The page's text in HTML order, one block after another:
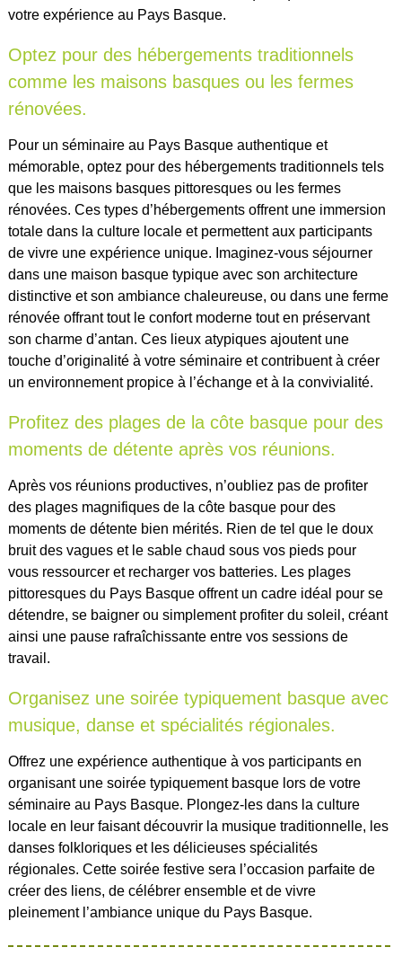
votre expérience au Pays Basque.
Optez pour des hébergements traditionnels
comme les maisons basques ou les fermes
rénovées.
Pour un séminaire au Pays Basque authentique et
mémorable, optez pour des hébergements traditionnels tels
que les maisons basques pittoresques ou les fermes
rénovées. Ces types d’hébergements offrent une immersion
totale dans la culture locale et permettent aux participants
de vivre une expérience unique. Imaginez-vous séjourner
dans une maison basque typique avec son architecture
distinctive et son ambiance chaleureuse, ou dans une ferme
rénovée offrant tout le confort moderne tout en préservant
son charme d’antan. Ces lieux atypiques ajoutent une
touche d’originalité à votre séminaire et contribuent à créer
un environnement propice à l’échange et à la convivialité.
Profitez des plages de la côte basque pour des
moments de détente après vos réunions.
Après vos réunions productives, n’oubliez pas de profiter
des plages magnifiques de la côte basque pour des
moments de détente bien mérités. Rien de tel que le doux
bruit des vagues et le sable chaud sous vos pieds pour
vous ressourcer et recharger vos batteries. Les plages
pittoresques du Pays Basque offrent un cadre idéal pour se
détendre, se baigner ou simplement profiter du soleil, créant
ainsi une pause rafraîchissante entre vos sessions de
travail.
Organisez une soirée typiquement basque avec
musique, danse et spécialités régionales.
Offrez une expérience authentique à vos participants en
organisant une soirée typiquement basque lors de votre
séminaire au Pays Basque. Plongez-les dans la culture
locale en leur faisant découvrir la musique traditionnelle, les
danses folkloriques et les délicieuses spécialités
régionales. Cette soirée festive sera l’occasion parfaite de
créer des liens, de célébrer ensemble et de vivre
pleinement l’ambiance unique du Pays Basque.